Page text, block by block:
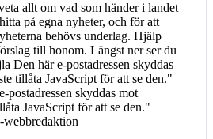
allt om vad som händer i landet
på egna nyheter, och för att
behövs underlag. Hjälp
till honom. Längst ner ser du
Den här e-postadressen skyddas
tillåta JavaScript för att se den."
postadressen skyddas mot
JavaScript för att se den."